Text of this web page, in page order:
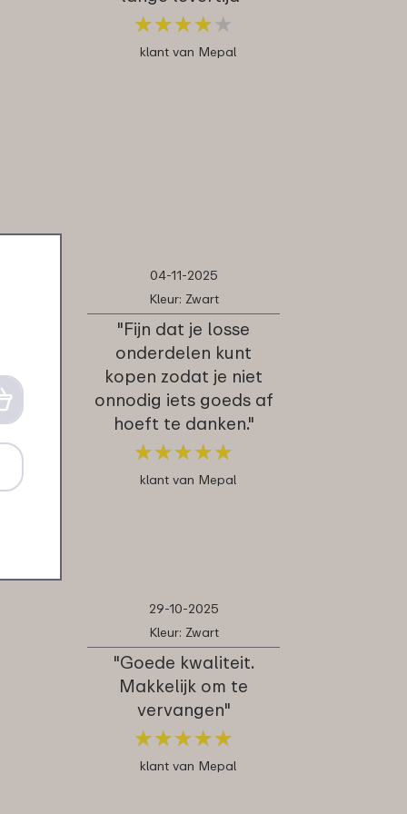
★★★★ ★
★★★★ ★
klant van Mepal
04-11-2025
Kleur: Zwart
"Fijn dat je losse
onderdelen kunt
kopen zodat je niet
onnodig iets goeds af
hoeft te danken."
★★★★★
★★★★★
klant van Mepal
29-10-2025
Kleur: Zwart
"Goede kwaliteit.
Makkelijk om te
vervangen"
★★★★★
★★★★★
klant van Mepal